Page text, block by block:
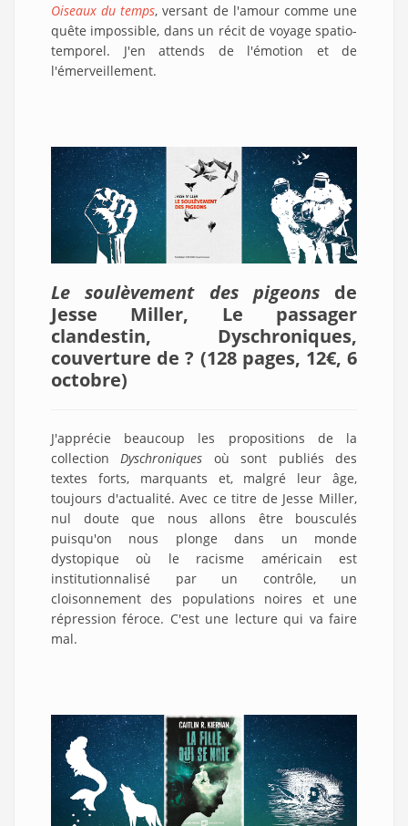
Oiseaux du temps, versant de l'amour comme une
quête impossible, dans un récit de voyage spatio-
temporel. J'en attends de l'émotion et de
l'émerveillement.
Le soulèvement des pigeonsde
Jesse Miller, Le passager
clandestin, Dyschroniques,
couverture de ? (128 pages, 12€, 6
octobre)
J'apprécie beaucoup les propositions de la
collection Dyschroniques où sont publiés des
textes forts, marquants et, malgré leur âge,
toujours d'actualité. Avec ce titre de Jesse Miller,
nul doute que nous allons être bousculés
puisqu'on nous plonge dans un monde
dystopique où le racisme américain est
institutionnalisé par un contrôle, un
cloisonnement des populations noires et une
répression féroce. C'est une lecture qui va faire
mal.